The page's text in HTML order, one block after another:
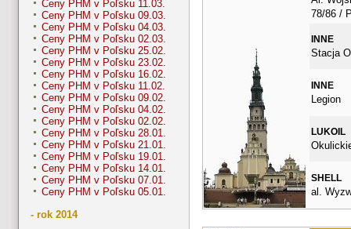
Ceny PHM v Poľsku 11.03.
Ceny PHM v Poľsku 09.03.
Ceny PHM v Poľsku 04.03.
Ceny PHM v Poľsku 02.03.
Ceny PHM v Poľsku 25.02.
Ceny PHM v Poľsku 23.02.
Ceny PHM v Poľsku 16.02.
Ceny PHM v Poľsku 11.02.
Ceny PHM v Poľsku 09.02.
Ceny PHM v Poľsku 04.02.
Ceny PHM v Poľsku 02.02.
Ceny PHM v Poľsku 28.01.
Ceny PHM v Poľsku 21.01.
Ceny PHM v Poľsku 19.01.
Ceny PHM v Poľsku 14.01.
Ceny PHM v Poľsku 07.01.
Ceny PHM v Poľsku 05.01.
- rok 2014
78/86 /
INNE
Stacja
INNE
Legion
LUKOIL
SHELL
al.